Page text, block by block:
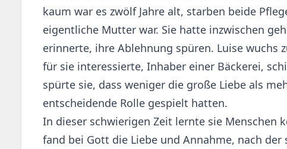
kaum war es zwölf Jahre alt, starben beide
eigentliche Mutter war. Sie hatte inzwischen
erinnerte, ihre Ablehnung spüren. Luise wuchs
für sie interessierte, Inhaber einer Bäckerei,
spürte sie, dass weniger die große Liebe als
entscheidende Rolle gespielt hatten.
In dieser schwierigen Zeit lernte sie Menschen
fand bei Gott die Liebe und Annahme, nach